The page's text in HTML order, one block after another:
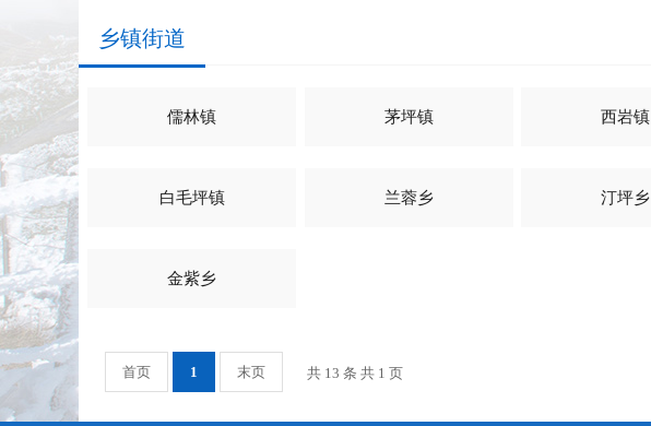
乡镇街道
儒林镇 茅坪镇 西岩镇
白毛坪镇 兰蓉乡 汀坪乡
金紫乡
首页 1 末页 共 13 条 共 1 页